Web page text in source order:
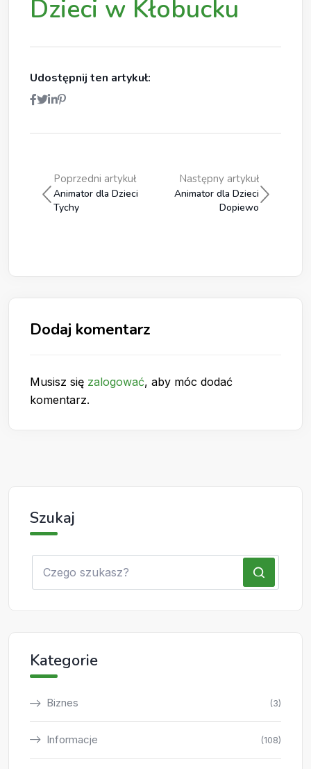
Dzieci w Kłobucku
Udostępnij ten artykuł:
Poprzedni artykuł
Animator dla Dzieci
Tychy
Następny artykuł
Animator dla Dzieci
Dopiewo
Dodaj komentarz
Musisz się zalogować, aby móc dodać
komentarz.
Szukaj
Kategorie
Biznes (3)
Informacje (108)